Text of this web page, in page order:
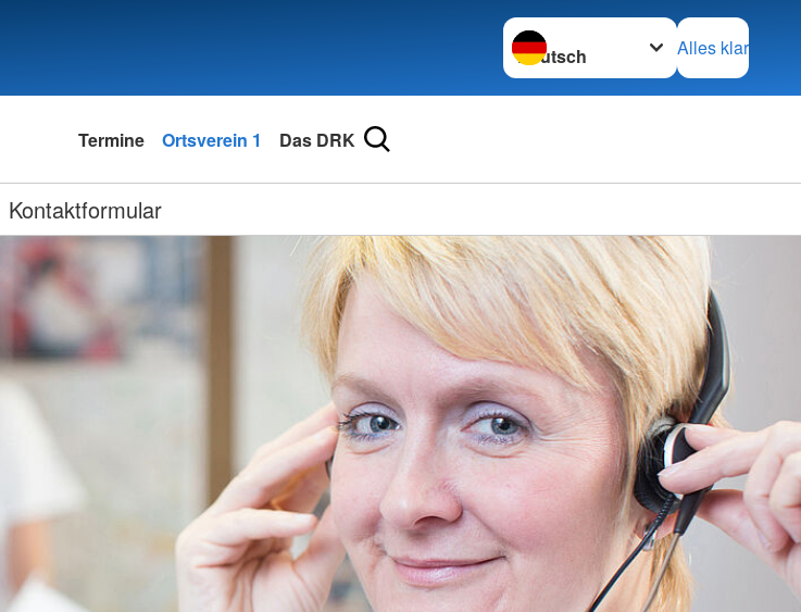
Sprache wechseln zu
Alles klar
Termine Ortsverein 1 Das DRK
Kontaktformular